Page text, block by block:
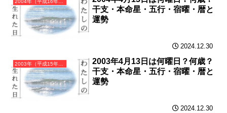
2004年（平成16年）甲申（きのえさる）・申年（さる年）カレンダー（月曜はじまり）
干支・本命星・五行・宿曜・暦と
運勢
2024.12.30
2003年（平成15年）癸未（みずのとひつじ）・未年（ひつじ年）カレンダー（月曜はじまり）
2003年4月13日は何曜日？何歳？
干支・本命星・五行・宿曜・暦と
運勢
2024.12.30